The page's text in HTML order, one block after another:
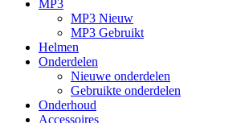
MP3
MP3 Nieuw
MP3 Gebruikt
Helmen
Onderdelen
Nieuwe onderdelen
Gebruikte onderdelen
Onderhoud
Accessoires